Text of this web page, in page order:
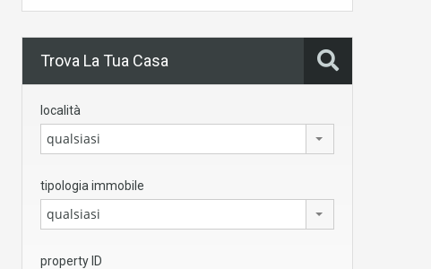
Trova La Tua Casa
località
qualsiasi
tipologia immobile
qualsiasi
property ID